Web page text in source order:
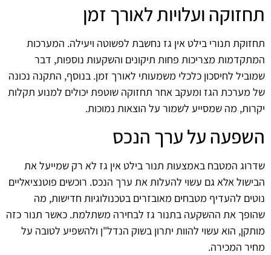
תחזוקה ועלויות לאורך זמן
תחזוקת תנורי בילט אין גז נחשבת לפשוטה ויעילה. המערכות
המתקדמות מצריכות פחות תיקונים והשקעות נוספות, דבר
שמוביל לחיסכון כלכלי משמעותי לאורך זמן. בנוסף, התקנה נכונה
של מערכת הגז ומעקב אחר תחזוקה שוטפת יכולים למנוע תקלות
יקרות, מה שמסייע לשמור על הוצאות נמוכות.
השפעה על ערך הנכס
שדרוג המטבח באמצעות תנור בילט אין גז לא רק שמייעל את
הבישול אלא גם עשוי להעלות את ערך הנכס. רוכשים פוטנציאליים
נוטים להעדיף מטבחים מאובזרים בטכנולוגיות חדישות, מה
שהופך את ההשקעה בתנור גז לבחירה משתלמת. כאשר תנור כזה
מותקן, הוא עשוי להוות יתרון בשוק הנדל"ן ולהשפיע לטובה על
מחיר המכירה.